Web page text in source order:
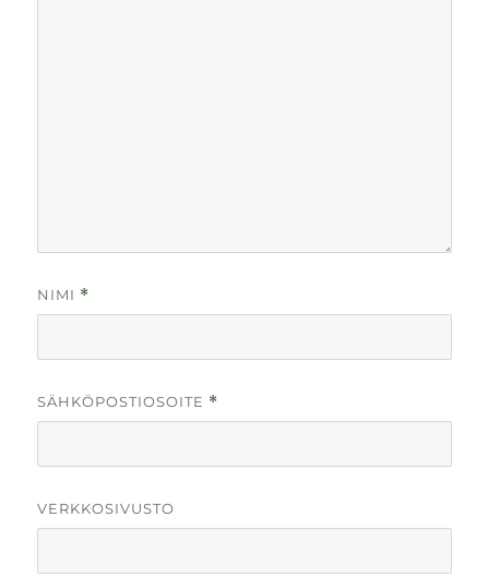
NIMI *
SÄHKÖPOSTIOSOITE *
VERKKOSIVUSTO